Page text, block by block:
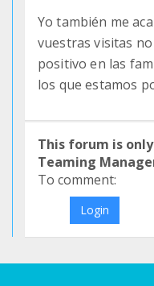
Yo también me
vuestras visitas
positivo en las
los que estamos
This forum is
Teaming
To comment:
Login